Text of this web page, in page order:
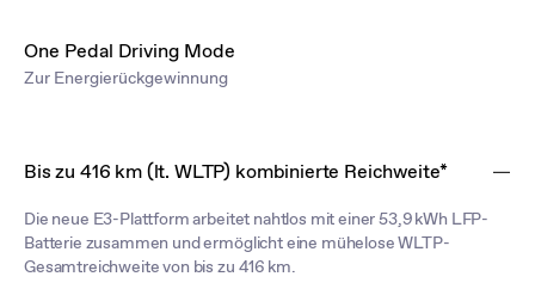
One Pedal Driving Mode
Zur Energierückgewinnung
Bis zu 416 km (lt. WLTP) kombinierte Reichweite*
Die neue E3-Plattform arbeitet nahtlos mit einer 53,9 kWh LFP-
Batterie zusammen und ermöglicht eine mühelose WLTP-
Gesamtreichweite von bis zu 416 km.